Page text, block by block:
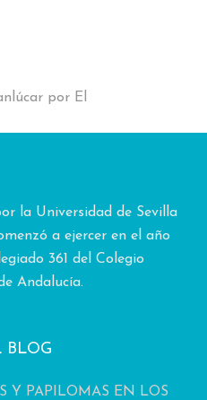
por El
la Universidad de Sevilla
a ejercer en el año
361 del Colegio
Andalucía.
BLOG
Y PAPILOMAS EN LOS